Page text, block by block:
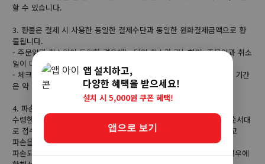
할 수 있습니다.
3. 환불은 결제 시 사용한 동일한 결제수단과 동일한 원화결제금액으로 환
불됩니다.
- 주문일과 취소일이 동일한 경우에는 당일 취소가 가능하며, 주문일과 취소
일이 다른 경우에는 카드사에 따라 4~7일 후 반영됩니다.
- 체크카드로 결제 후 취소하시는 경우 연결된 계좌로 환불되기까지의 기간
은 약 7일 정도 소요됩니다.
4. 파손 보상 기준
수령한 상품이 파손시에는 수령 후 5일 이내에 배송사에서 요구하는 순서대
로 접수 진행합니다. 파손 보상 시에는 반드시 택배 박스가 있어야 하고
파손을 증명할 수 있는 택배 박스와 상품사진을 제공해야 합니다.
파손되기 쉬운 제품에 한해서는 보상이 어려울 수 있습니다. 아래의 경우에
앱 설치하고,
다양한 혜택을 받으세요!
설치 시 5,000원 쿠폰 혜택!
앱으로 보기